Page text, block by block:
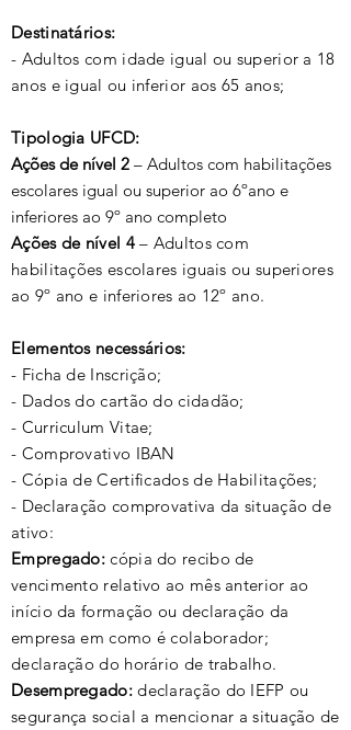
Destinatários:
- Adultos com idade igual ou superior a 18
anos e igual ou inferior aos 65 anos;
Tipologia UFCD:
Ações de nível 2 – Adultos com habilitações
escolares igual ou superior ao 6ºano e
inferiores ao 9º ano completo
Ações de nível 4– Adultos com
habilitações escolares iguais ou superiores
ao 9º ano e inferiores ao 12º ano.
Elementos necessários:
- Ficha de Inscrição;
- Dados do cartão do cidadão;
- Curriculum Vitae;
- Comprovativo IBAN
- Cópia de Certificados de Habilitações;
- Declaração comprovativa da situação de
ativo:
Empregado: cópia do recibo de
vencimento relativo ao mês anterior ao
início da formação ou declaração da
empresa em como é colaborador;
declaração do horário de trabalho.
Desempregado:declaração do IEFP ou
segurança social a mencionar a situação de